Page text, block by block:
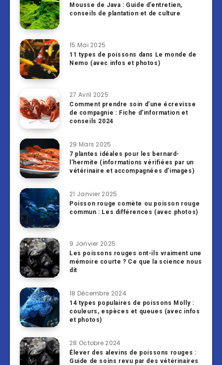
Mousse de Java : Guide d’entretien,
conseils de plantation et de culture
15 Mai 2025
11 types de poissons dans Le monde de
Nemo (avec infos et photos)
27 Avril 2025
Comment prendre soin d’une écrevisse
de compagnie : Fiche d’information et
conseils 2024
29 Mars 2025
7 plantes idéales pour les bernard-
l’hermite (informations vérifiées par un
vétérinaire et accompagnées d’images)
21 Janvier 2025
Poisson rouge comète ou poisson rouge
commun : Les différences (avec photos)
9 Janvier 2025
Les poissons rouges ont-ils vraiment une
mémoire courte ? Ce que la science nous
dit
18 Décembre 2024
14 types populaires de poissons Molly :
couleurs, espèces et queues (avec infos
et photos)
28 Octobre 2024
Élever des alevins de poissons rouges :
Guide de soins revu par des vétérinaires